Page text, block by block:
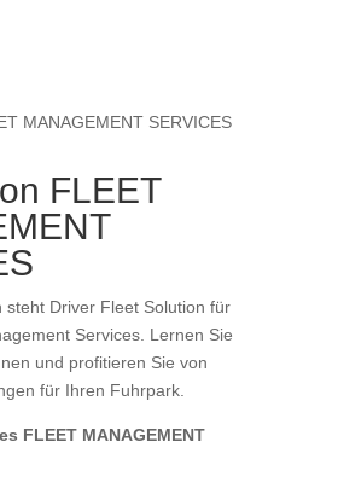
FLEET
steht Driver Fleet Solution für
Services. Lernen Sie
und profitieren Sie von
für Ihren Fuhrpark.
FLEET MANAGEMENT